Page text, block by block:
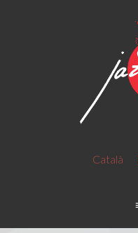
Català